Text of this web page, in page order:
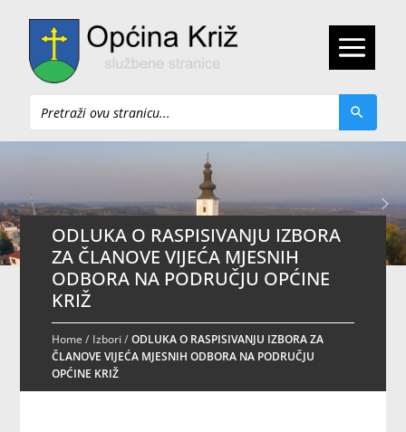
Pretraži
ODLUKA O RASPISIVANJU IZBORA
ZA ČLANOVE VIJEĆA MJESNIH
ODBORA NA PODRUČJU OPĆINE
KRIŽ
Home/ Izbori/ODLUKA O RASPISIVANJU IZBORA ZA
ČLANOVE VIJEĆA MJESNIH ODBORA NA PODRUČJU
OPĆINE KRIŽ